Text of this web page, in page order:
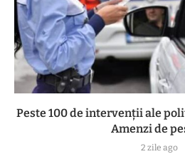
Peste 100 de intervenții ale
Amenzi de
2 zile ago